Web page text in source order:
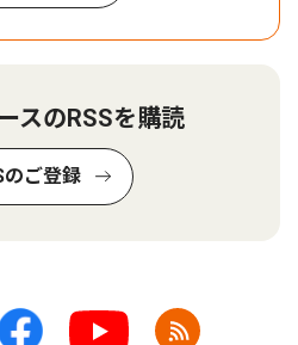
スのRSSを購読
のご登録